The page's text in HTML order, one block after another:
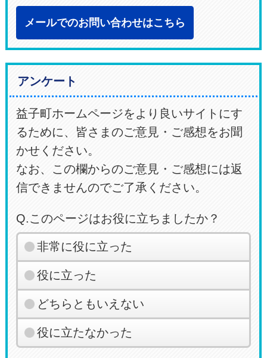
メールでのお問い合わせはこちら
アンケート
益子町ホームページをより良いサイトにす
るために、皆さまのご意見・ご感想をお聞
かせください。
なお、この欄からのご意見・ご感想には返
信できませんのでご了承ください。
Q.このページはお役に立ちましたか？
非常に役に立った
役に立った
どちらともいえない
役に立たなかった